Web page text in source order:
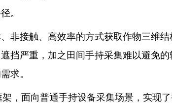
。
非接触、高效率的方式获取作物三维
挡严重，加之田间手持采集难以避免
求。
，面向普通手持设备采集场景，实现